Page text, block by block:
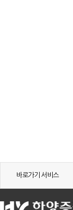
바로가기 서비스